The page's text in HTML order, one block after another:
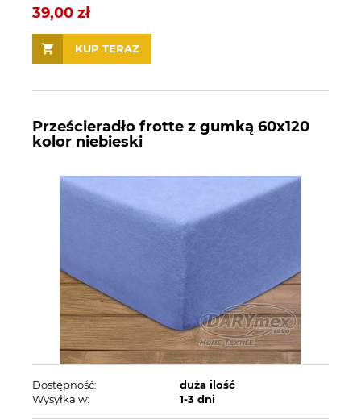
39,00 zł
KUP TERAZ
Prześcieradło frotte z gumką 60x120
kolor niebieski
Dostępność:
duża ilość
Wysyłka w:
1-3 dni